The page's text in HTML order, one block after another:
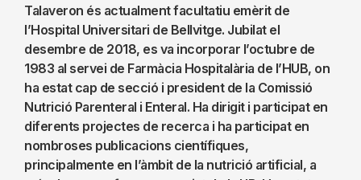
Talaveron és actualment facultatiu emèrit de
l’Hospital Universitari de Bellvitge. Jubilat el
desembre de 2018, es va incorporar l’octubre de
1983 al servei de Farmàcia Hospitalària de l’HUB, on
ha estat cap de secció i president de la Comissió
Nutrició Parenteral i Enteral. Ha dirigit i participat en
diferents projectes de recerca i ha participat en
nombroses publicacions científiques,
principalmente en l’àmbit de la nutrició artificial, a